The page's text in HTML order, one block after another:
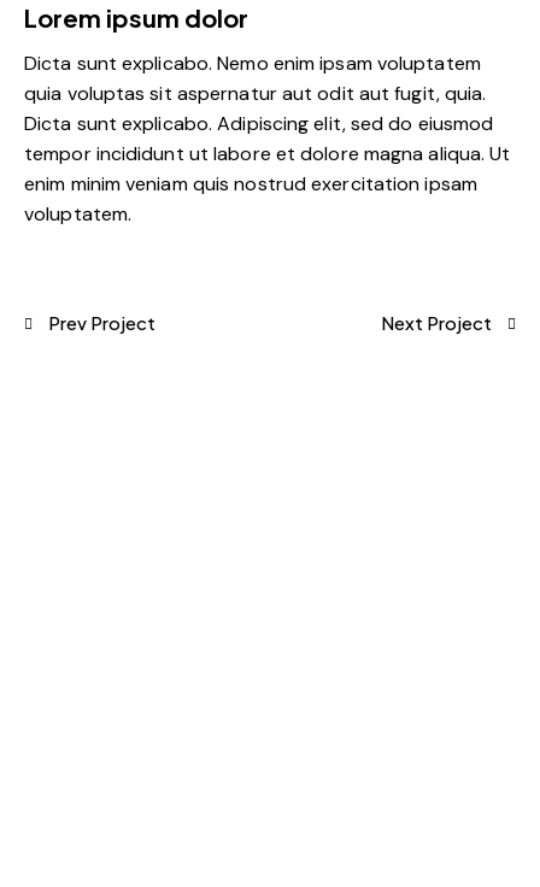
Lorem ipsum dolor
Dicta sunt explicabo. Nemo enim ipsam voluptatem
quia voluptas sit aspernatur aut odit aut fugit, quia.
Dicta sunt explicabo. Adipiscing elit, sed do eiusmod
tempor incididunt ut labore et dolore magna aliqua. Ut
enim minim veniam quis nostrud exercitation ipsam
voluptatem.
Prev Project Next Project